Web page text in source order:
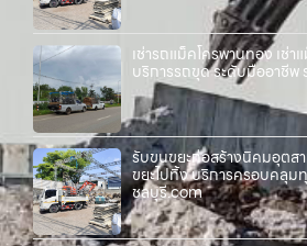
เช่ารถแม็คโครพานทอง เช่
บริการรถขุด ระดับมืออาชีพ
รับขนขยะก่อสร้างนิคมอุตส
ขยะไปทิ้ง บริการครอบคลุม
ชลบุรี.com